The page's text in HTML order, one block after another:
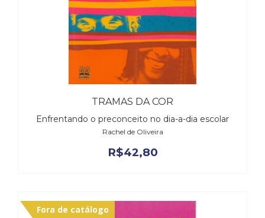
TRAMAS DA COR
Enfrentando o preconceito no dia-a-dia escolar
Rachel de Oliveira
R$42,80
Fora de catálogo